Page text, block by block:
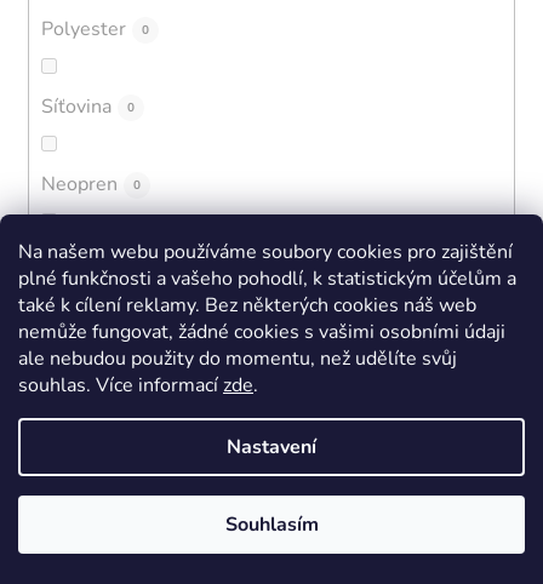
Na našem webu používáme soubory cookies pro zajištění
plné funkčnosti a vašeho pohodlí, k statistickým účelům a
také k cílení reklamy. Bez některých cookies náš web
nemůže fungovat, žádné cookies s vašimi osobními údaji
ale nebudou použity do momentu, než udělíte svůj
souhlas. Více informacízde.
Nastavení
Souhlasím
Polyester 0
Síťovina 0
Neopren 0
Vlna 0
Pletenina 0
Bambus 0
Kaučuk 0